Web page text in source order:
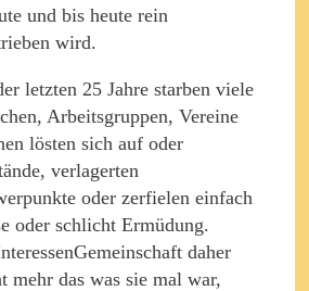
und bis heute rein
wird.
letzten 25 Jahre starben viele
Arbeitsgruppen, Vereine
lösten sich auf oder
verlagerten
oder zerfielen einfach
oder schlicht Ermüdung.
daher
mehr das was sie mal war,